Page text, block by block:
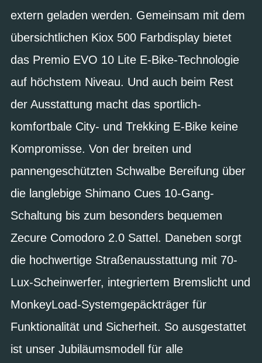
extern geladen werden. Gemeinsam mit dem
übersichtlichen Kiox 500 Farbdisplay bietet
das Premio EVO 10 Lite E-Bike-Technologie
auf höchstem Niveau. Und auch beim Rest
der Ausstattung macht das sportlich-
komfortbale City- und Trekking E-Bike keine
Kompromisse. Von der breiten und
pannengeschützten Schwalbe Bereifung über
die langlebige Shimano Cues 10-Gang-
Schaltung bis zum besonders bequemen
Zecure Comodoro 2.0 Sattel. Daneben sorgt
die hochwertige Straßenausstattung mit 70-
Lux-Scheinwerfer, integriertem Bremslicht und
MonkeyLoad-Systemgepäckträger für
Funktionalität und Sicherheit. So ausgestattet
ist unser Jubiläumsmodell für alle